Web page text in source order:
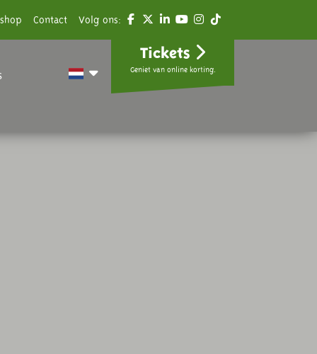
Contact Volg ons:
Tickets
Geniet van online korting.